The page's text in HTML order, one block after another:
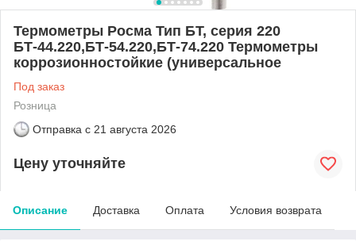
Термометры Росма Тип БТ, серия 220
БТ-44.220,БТ-54.220,БТ-74.220 Термометры
коррозионностойкие (универсальное
Под заказ
Розница
Отправка с 21 августа 2026
Цену уточняйте
Описание Доставка Оплата Условия возврата